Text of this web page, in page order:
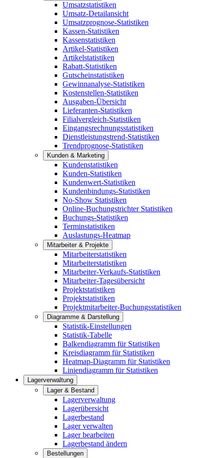
Umsatzstatistiken
Umsatz-Detailansicht
Umsatzprognose-Statistiken
Kassen-Statistiken
Kassenstatistiken
Artikel-Statistiken
Artikelstatistiken
Rabatt-Statistiken
Gutscheinstatistiken
Gewinnanalyse-Statistiken
Kostenstellen-Statistiken
Ausgaben-Übersicht
Lieferanten-Statistiken
Filialvergleich-Statistiken
Eingangsrechnungsstatistiken
Dienstleistungstrend-Statistiken
Trendprognose-Statistiken
Kunden & Marketing
Kundenstatistiken
Kunden-Statistiken
Kundenwert-Statistiken
Kundenbindungs-Statistiken
No-Show Statistiken
Online-Buchungstrichter Statistiken
Buchungs-Statistiken
Terminstatistiken
Auslastungs-Heatmap
Mitarbeiter & Projekte
Mitarbeiterstatistiken
Mitarbeiterstatistiken
Mitarbeiter-Verkaufs-Statistiken
Mitarbeiter-Tagesübersicht
Projektstatistiken
Projektstatistiken
Projektmitarbeiter-Buchungsstatistiken
Diagramme & Darstellung
Statistik-Einstellungen
Statistik-Tabelle
Balkendiagramm für Statistiken
Kreisdiagramm für Statistiken
Heatmap-Diagramm für Statistiken
Liniendiagramm für Statistiken
Lagerverwaltung
Lager & Bestand
Lagerverwaltung
Lagerübersicht
Lagerbestand
Lager verwalten
Lager bearbeiten
Lagerbestand ändern
Bestellungen